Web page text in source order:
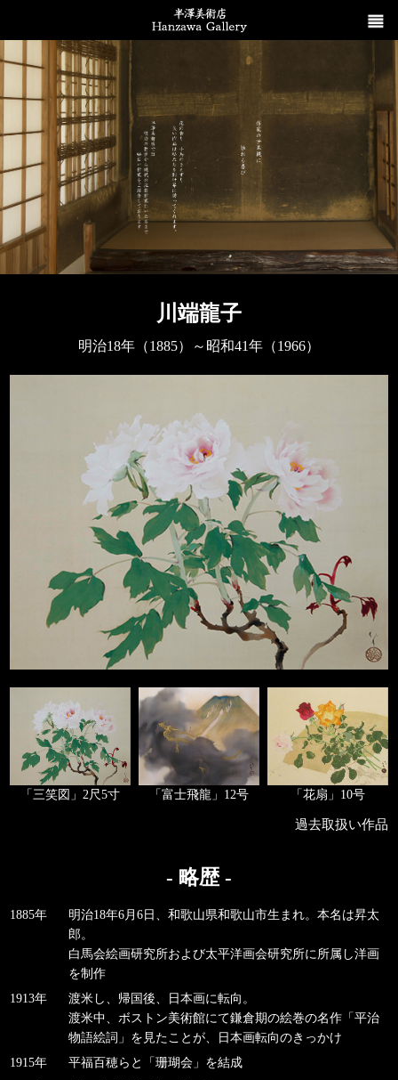
川端龍子
明治18年（1885）～昭和41年（1966）
「三笑図」2尺5寸 「富士飛龍」12号 「花扇」10号
過去取扱い作品
- 略歴 -
1885年
明治18年6月6日、和歌山県和歌山市生まれ。本名は昇太
郎。
白馬会絵画研究所および太平洋画会研究所に所属し洋画
を制作
1913年
渡米し、帰国後、日本画に転向。
渡米中、ボストン美術館にて鎌倉期の絵巻の名作「平治
物語絵詞」を見たことが、日本画転向のきっかけ
1915年
平福百穂らと「珊瑚会」を結成